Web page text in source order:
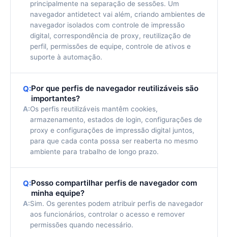
principalmente na separação de sessões. Um
navegador antidetect vai além, criando ambientes de
navegador isolados com controle de impressão
digital, correspondência de proxy, reutilização de
perfil, permissões de equipe, controle de ativos e
suporte à automação.
Q:Por que perfis de navegador reutilizáveis são
importantes?
A:Os perfis reutilizáveis mantêm cookies,
armazenamento, estados de login, configurações de
proxy e configurações de impressão digital juntos,
para que cada conta possa ser reaberta no mesmo
ambiente para trabalho de longo prazo.
Q:Posso compartilhar perfis de navegador com
minha equipe?
A:Sim. Os gerentes podem atribuir perfis de navegador
aos funcionários, controlar o acesso e remover
permissões quando necessário.